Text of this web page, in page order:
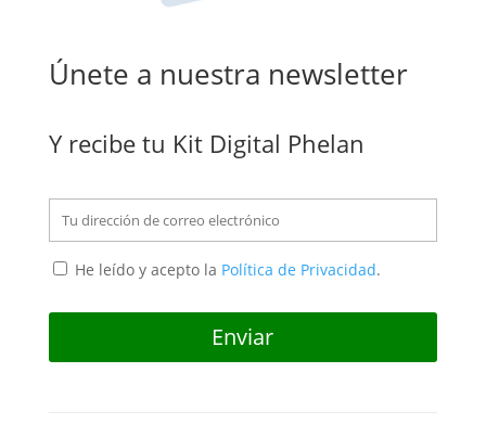
Únete a nuestra newsletter
Y recibe tu Kit Digital Phelan
He leído y acepto la Política de Privacidad.